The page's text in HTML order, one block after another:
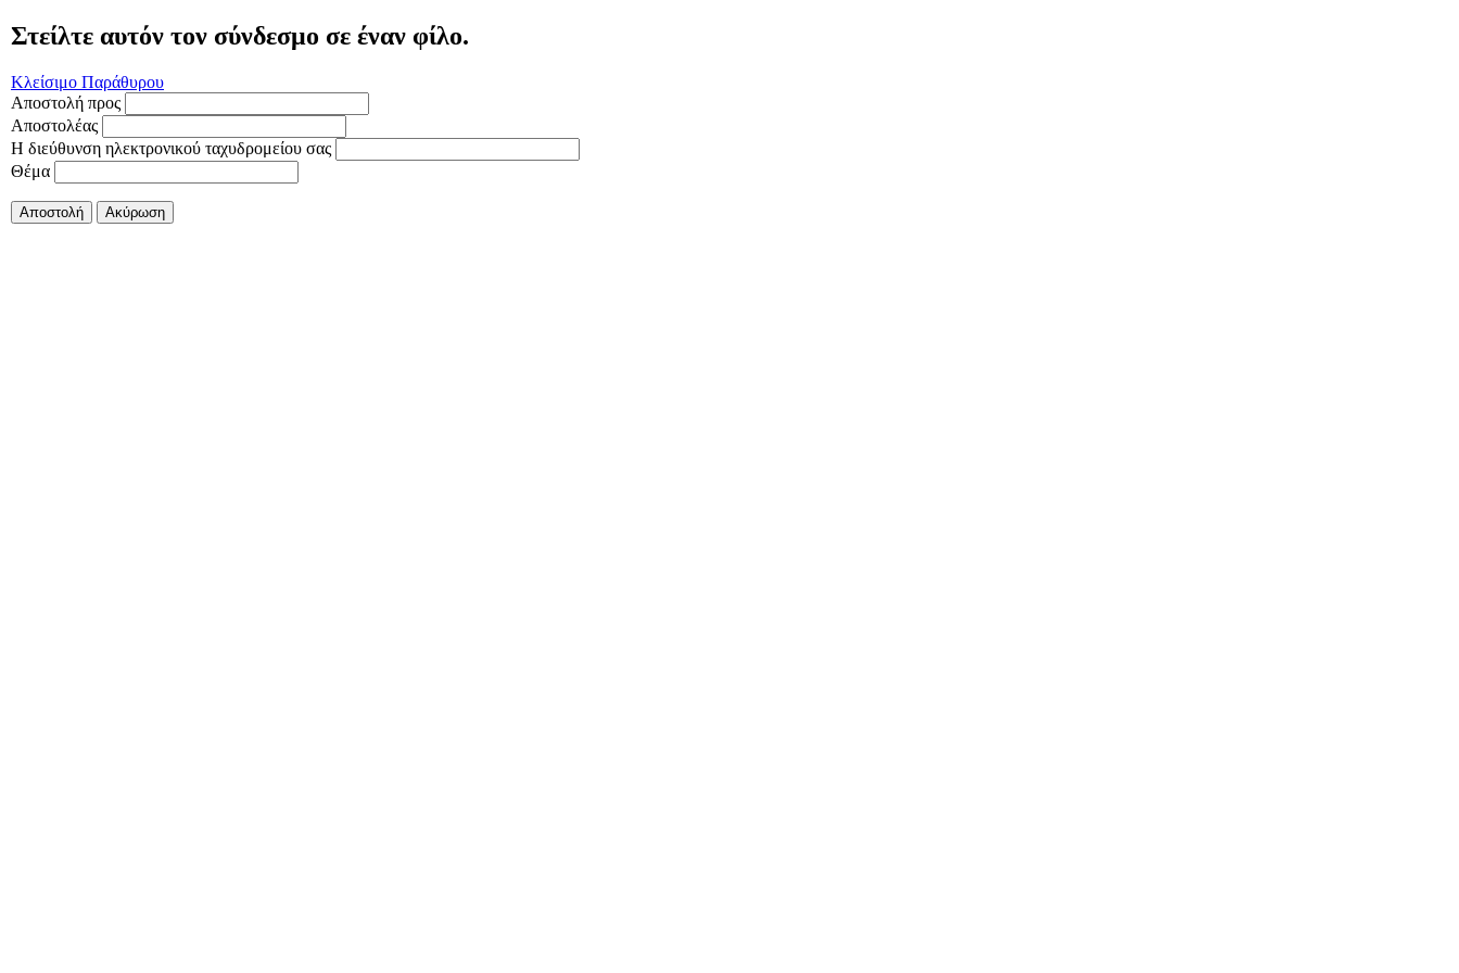
Στείλτε αυτόν τον σύνδεσμο σε έναν φίλο.
Κλείσιμο Παράθυρου
Αποστολή προς
Αποστολέας
Η διεύθυνση ηλεκτρονικού ταχυδρομείου σας
Θέμα
Αποστολή Ακύρωση